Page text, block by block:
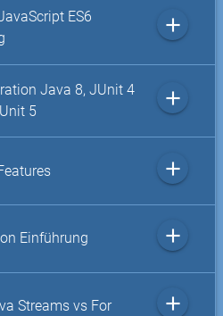
ES6
add
Java 8, JUnit 4
5
add
add
Einführung add
Streams vs For add